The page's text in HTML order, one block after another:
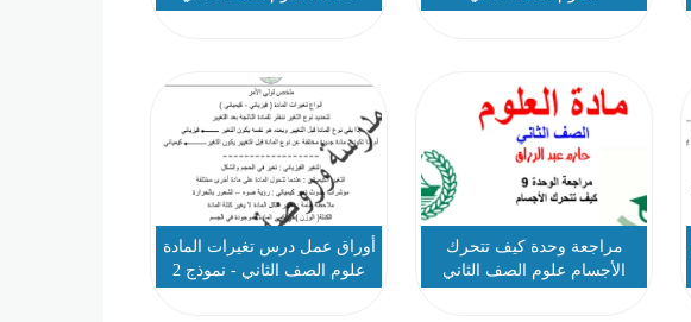
مراجعة وحدة كيف تتحرك
الأجسام علوم الصف الثاني
أوراق عمل درس تغيرات المادة
علوم الصف الثاني - نموذج 2